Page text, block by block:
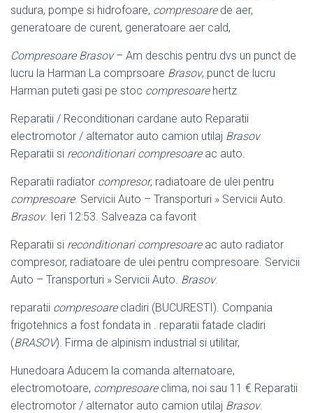
sudura, pompe si hidrofoare, compresoarede aer,
generatoare de curent, generatoare aer cald,
Compresoare Brasov– Am deschis pentru dvs un punct de
lucru la Harman La comprsoare Brasov, punct de lucru
Harman puteti gasi pe stoc compresoarehertz
Reparatii / Reconditionari cardane auto Reparatii
electromotor / alternator auto camion utilaj Brasov
Reparatii si reconditionari compresoareac auto.
Reparatii radiator compresor, radiatoare de ulei pentru
compresoare. Servicii Auto – Transporturi » Servicii Auto.
Brasov. Ieri 12:53. Salveaza ca favorit
Reparatii si reconditionari compresoareac auto radiator
compresor, radiatoare de ulei pentru compresoare. Servicii
Auto – Transporturi » Servicii Auto. Brasov.
reparatii compresoarecladiri (BUCURESTI). Compania
frigotehnics a fost fondata in . reparatii fatade cladiri
(BRASOV). Firma de alpinism industrial si utilitar,
Hunedoara Aducem la comanda alternatoare,
electromotoare, compresoareclima, noi sau 11 € Reparatii
electromotor / alternator auto camion utilaj Brasov.